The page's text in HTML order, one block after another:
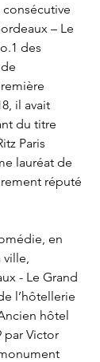
consécutive
– Le
des
de
il avait
du titre
Paris
lauréat de
réputé
en
- Le Grand
l’hôtellerie
hôtel
par Victor